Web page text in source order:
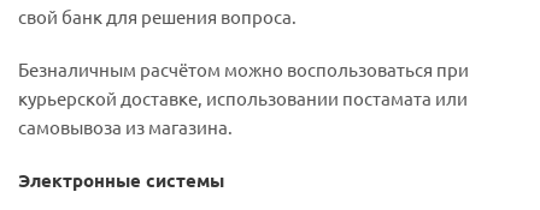
свой банк для решения вопроса.
Безналичным расчётом можно воспользоваться при
курьерской доставке, использовании постамата или
самовывоза из магазина.
Электронные системы